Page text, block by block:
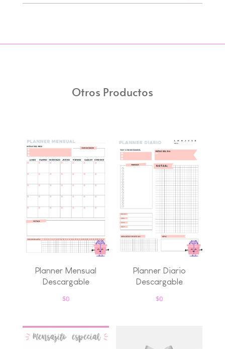
Otros Productos
Planner Mensual
Descargable
$0
Planner Diario
Descargable
$0